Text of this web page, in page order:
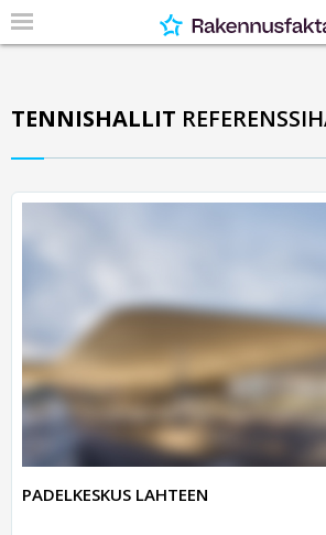
TENNISHALLIT
PADELKESKUS LAHTEEN